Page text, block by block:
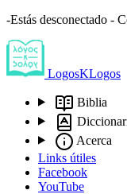
-Estás desconectado -
LogosKLogos
Biblia
Acerca
Links útiles
Facebook
YouTube